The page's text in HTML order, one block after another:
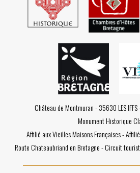
Château de Montmuran - 35630 LES
Monument Historique
Affilié aux Vieilles Maisons Françaises -
Route Chateaubriand en Bretagne - Circuit